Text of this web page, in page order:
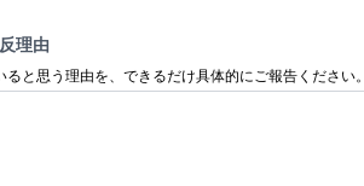
理由
ると思う理由を、できるだけ具体的にご報告ください。